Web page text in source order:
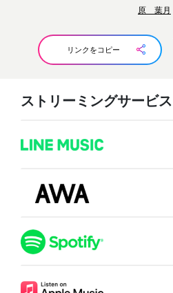
原 葉月
リンクをコピー
ストリーミングサービス